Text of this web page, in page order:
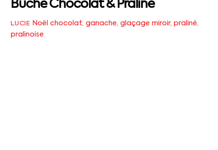
Bûche Chocolat & Praliné
LUCIE Noël chocolat, ganache, glaçage miroir, praliné,
pralinoise